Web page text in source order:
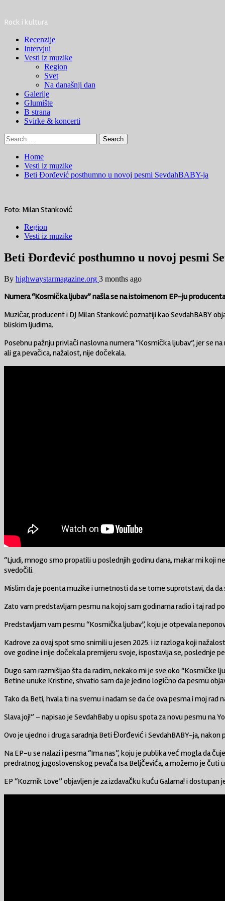
Rock i kultura
Primary
Menu
Recenzije
Intervjui
Vesti iz muzike
Region
Svet
Na današnji dan
Galerije
Glumište
B strana
Svirke & koncerti
Search
for:
Home
Vesti iz muzike
Beti Đorđević posthumno u novoj pesmi SevdahBABY-ja
Foto: Milan Stanković
Region
Vesti iz muzike
Beti Đorđević posthumno u novoj pesmi
By highwaystarmagazine.org 3 months ago
Numera “Kosmička ljubav” našla se na istoimenom EP-ju
Muzičar, producent i DJ Milan Stanković poznatiji kao SevdahBABY
bliskim ljudima.
Posebnu pažnju privlači naslovna numera “Kosmička ljubav”, jer se
ali ga pevačica, nažalost, nije dočekala.
“Ljudi, mnogo smo propatili u poslednjih godinu dana, makar mi koji
svedočili.
Mislim da je poenta muzike i umetnosti da se tome suprotstavi, da
Zato vam predstavljam pesmu na kojoj sam godinama radio i taj rad
Predstavljam vam pesmu “Kosmička ljubav”, koju je otpevala
Kadrove za ovaj spot smo snimili u jesen 2025. i iz razloga koji
ove godine i nije dočekala premijeru svoje, ispostavlja se, poslednje
Dugo sam razmišljao šta da radim, nekako mi je sve oko “Kosmičke
Betine unuke Kristine, shvatio sam da je jedino logično da pesmu
Tako da Beti, hvala ti na svemu i nadam se da će ova pesma i moj
Slava joj!” – napisao je SevdahBaby u opisu spota za novu pesmu na
Ovo je ujedno i druga saradnja Beti Đorđević i SevdahBABY-ja, nakon
Na EP-u se nalazi i pesma “Ima nas”, koju je publika već mogla da
predratnog jugoslovenskog pevača Isa Beljčevića, a možemo je čuti
EP “Kozmik Love” objavljen je za izdavačku kuću Galama! i